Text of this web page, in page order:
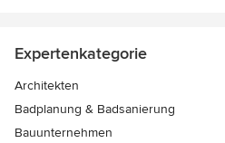
Expertenkategorie
Architekten
Badplanung & Badsanierung
Bauunternehmen